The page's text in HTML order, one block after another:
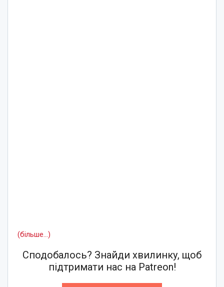
(більше…)
Сподобалось? Знайди хвилинку, щоб
підтримати нас на Patreon!